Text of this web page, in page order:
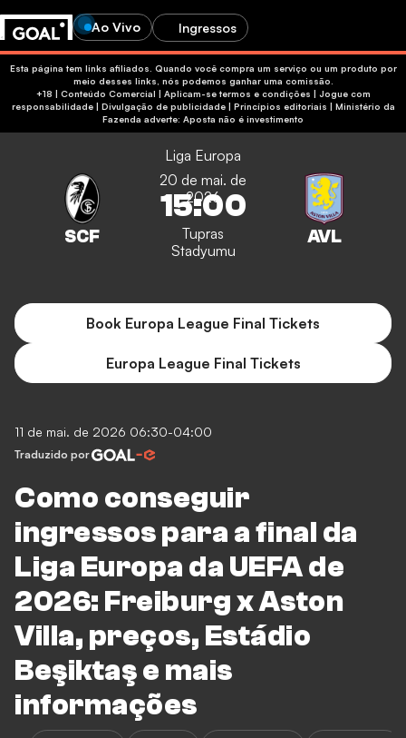
Ao Vivo Ingressos
Esta página tem links afiliados. Quando você compra um serviço ou um produto por
meio desses links, nós podemos ganhar uma comissão.
+18 | Conteúdo Comercial | Aplicam-se termos e condições | Jogue com
responsabilidade| Divulgação de publicidade| Princípios editoriais | Ministério da
Fazenda adverte: Aposta não é investimento
Liga Europa
20 de mai. de
2026
15:00
Tupras
Stadyumu
Book Europa League Final Tickets
Europa League Final Tickets
11 de mai. de 2026 06:30-04:00
Traduzido por
Como conseguir
ingressos para a final da
Liga Europa da UEFA de
2026: Freiburg x Aston
Villa, preços, Estádio
Beşiktaş e mais
informações